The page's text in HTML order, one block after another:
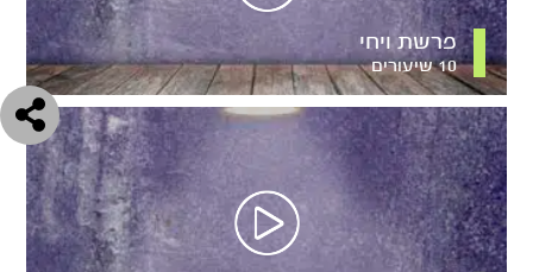
פרשת ויחי
10 שיעורים